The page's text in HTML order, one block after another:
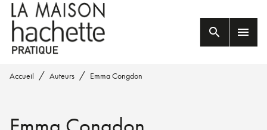
MENU RECHERCHE
PIED DE PAGE
search menu
Accueil / Auteurs / Emma Congdon